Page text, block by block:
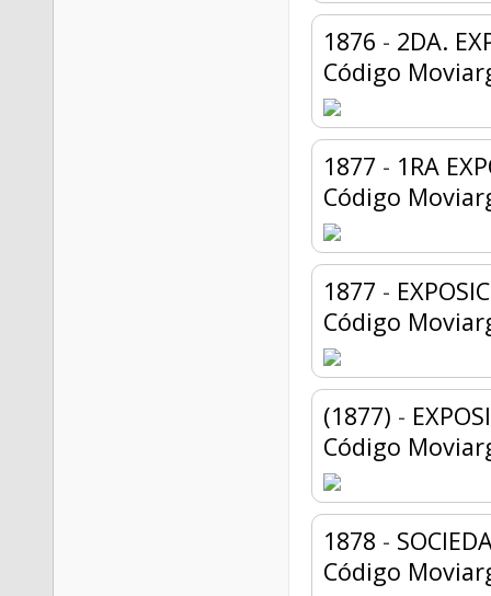
1876 - 2DA.
Código
1877 - 1RA
Código
1877 -
Código
(1877) -
Código
1878 -
Código